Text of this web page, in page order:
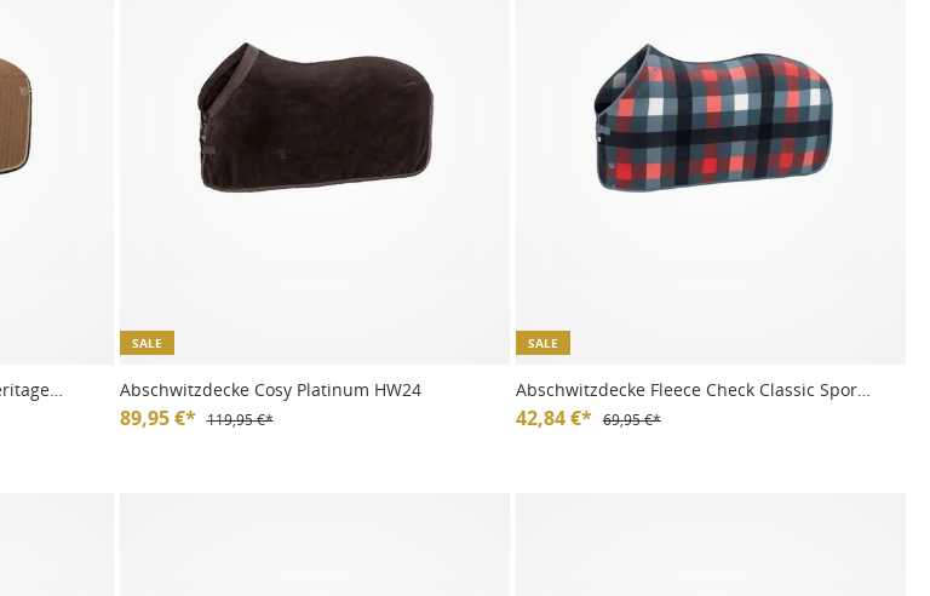
SALE
Abschwitzdecke Cosy Platinum HW24
89,95 €* 119,95 €*
SALE
Abschwitzdecke Fleece Check Classic Sports
FS25
42,84 €* 69,95 €*